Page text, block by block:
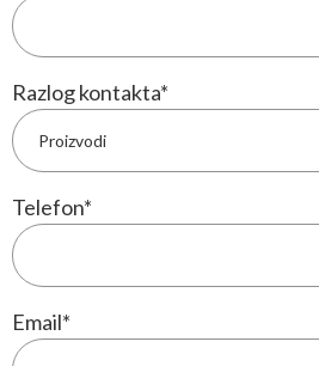
Razlog kontakta*
Telefon*
Email*